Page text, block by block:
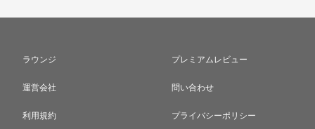
ラウンジ プレミアムレビュー
運営会社 問い合わせ
利用規約 プライバシーポリシー